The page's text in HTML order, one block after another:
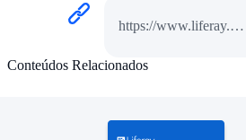
https://www.liferay.com/resources/case-studies/embrapa
Conteúdos Relacionados
caso de sucesso